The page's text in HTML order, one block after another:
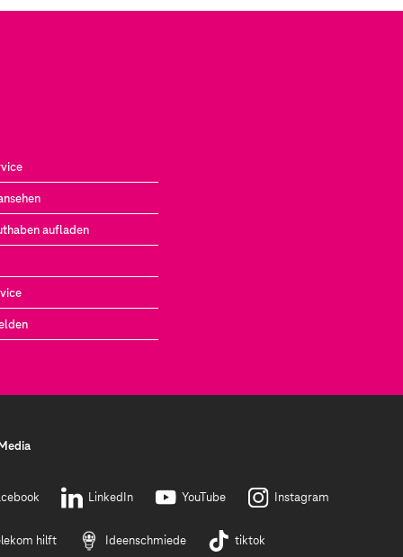
aufladen
LinkedIn YouTube Instagram
hilft Ideenschmiede tiktok